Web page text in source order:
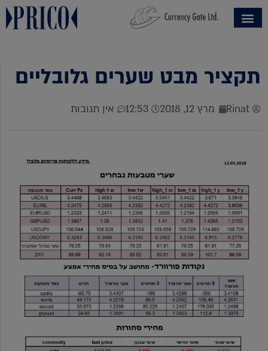
תקציר מבט שערים גלובליים
Rinat מרץ 12, 2018 12:53 אין תגובות